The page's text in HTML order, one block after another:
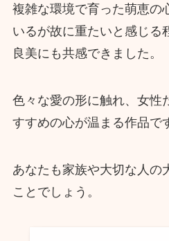
複雑な環境で育った萌恵の
いるが故に重たいと感じる
良美にも共感できました。
色々な愛の形に触れ、女性
すすめの心が温まる作品で
あなたも家族や大切な人の
ことでしょう。